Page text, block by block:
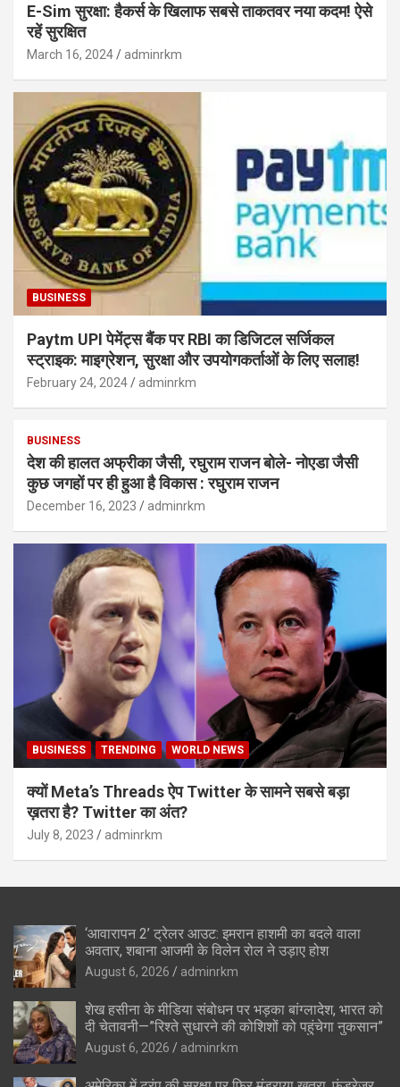
E-Sim सुरक्षा: हैकर्स के खिलाफ सबसे ताकतवर नया कदम! ऐसे
रहें सुरक्षित
March 16, 2024 adminrkm
BUSINESS
Paytm UPI पेमेंट्स बैंक पर RBI का डिजिटल सर्जिकल
स्ट्राइक: माइग्रेशन, सुरक्षा और उपयोगकर्ताओं के लिए सलाह!
February 24, 2024 adminrkm
BUSINESS
देश की हालत अफ्रीका जैसी, रघुराम राजन बोले- नोएडा जैसी
कुछ जगहों पर ही हुआ है विकास : रघुराम राजन
December 16, 2023 adminrkm
BUSINESS TRENDING WORLD NEWS
क्यों Meta’s Threads ऐप Twitter के सामने सबसे बड़ा
ख़तरा है? Twitter का अंत?
July 8, 2023 adminrkm
‘आवारापन 2’ ट्रेलर आउट: इमरान हाशमी का बदले वाला
अवतार, शबाना आजमी के विलेन रोल ने उड़ाए होश
August 6, 2026 adminrkm
शेख हसीना के मीडिया संबोधन पर भड़का बांग्लादेश, भारत को
दी चेतावनी—”रिश्ते सुधारने की कोशिशों को पहुंचेगा नुकसान”
August 6, 2026 adminrkm